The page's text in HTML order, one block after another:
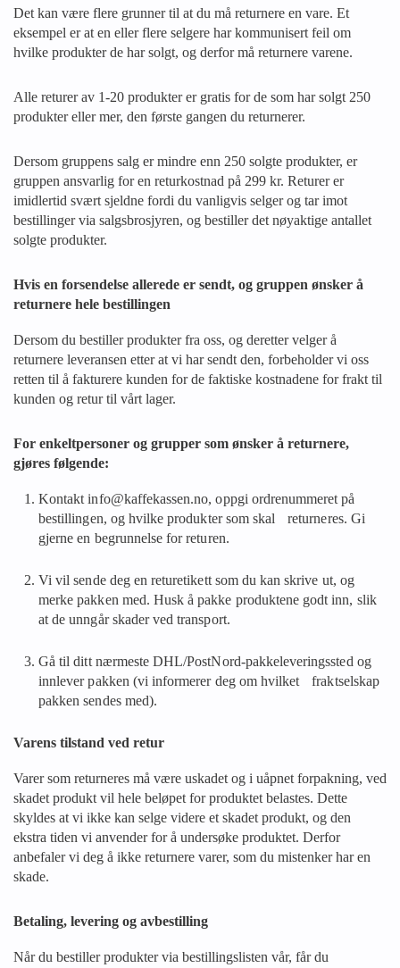
Det kan være flere grunner til at du må returnere en vare. Et
eksempel er at en eller flere selgere har kommunisert feil om
hvilke produkter de har solgt, og derfor må returnere varene.
Alle returer av 1-20 produkter er gratis for de som har solgt 250
produkter eller mer, den første gangen du returnerer.
Dersom gruppens salg er mindre enn 250 solgte produkter, er
gruppen ansvarlig for en returkostnad på 299 kr. Returer er
imidlertid svært sjeldne fordi du vanligvis selger og tar imot
bestillinger via salgsbrosjyren, og bestiller det nøyaktige antallet
solgte produkter.
Hvis en forsendelse allerede er sendt, og gruppen ønsker å
returnere hele bestillingen
Dersom du bestiller produkter fra oss, og deretter velger å
returnere leveransen etter at vi har sendt den, forbeholder vi oss
retten til å fakturere kunden for de faktiske kostnadene for frakt til
kunden og retur til vårt lager.
For enkeltpersoner og grupper som ønsker å returnere,
gjøres følgende:
Kontakt info@kaffekassen.no, oppgi ordrenummeret på
bestillingen, og hvilke produkter som skal returneres. Gi
gjerne en begrunnelse for returen.
Vi vil sende deg en returetikett som du kan skrive ut, og
merke pakken med. Husk å pakke produktene godt inn, slik
at de unngår skader ved transport.
Gå til ditt nærmeste DHL/PostNord-pakkeleveringssted og
innlever pakken (vi informerer deg om hvilket fraktselskap
pakken sendes med).
Varens tilstand ved retur
Varer som returneres må være uskadet og i uåpnet forpakning, ved
skadet produkt vil hele beløpet for produktet belastes. Dette
skyldes at vi ikke kan selge videre et skadet produkt, og den
ekstra tiden vi anvender for å undersøke produktet. Derfor
anbefaler vi deg å ikke returnere varer, som du mistenker har en
skade.
Betaling, levering og avbestilling
Når du bestiller produkter via bestillingslisten vår, får du